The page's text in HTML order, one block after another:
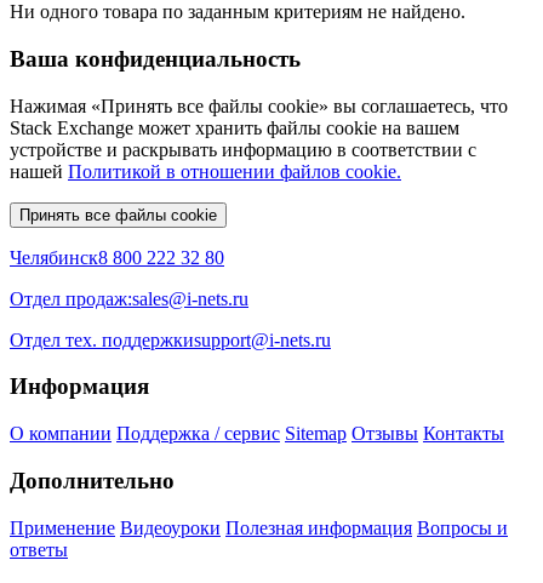
Ни одного товара по заданным критериям не найдено.
Ваша конфиденциальность
Нажимая «Принять все файлы cookie» вы соглашаетесь, что
Stack Exchange может хранить файлы cookie на вашем
устройстве и раскрывать информацию в соответствии с
нашей Политикой в отношении файлов cookie.
Принять все файлы cookie
Челябинск8 800 222 32 80
Отдел продаж:sales@i-nets.ru
Отдел тех. поддержкиsupport@i-nets.ru
Информация
О компании Поддержка / сервис Sitemap Отзывы Контакты
Дополнительно
Применение Видеоуроки Полезная информация Вопросы и
ответы